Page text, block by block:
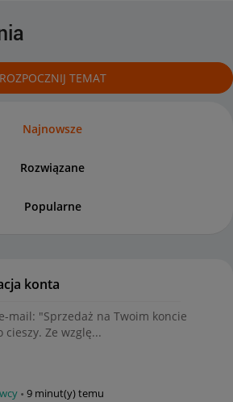
ROZPOCZNIJ TEMAT
Najnowsze
Rozwiązane
Popularne
konta
mail: "Sprzedaż na Twoim koncie
Ze wzglę...
9 minut(y) temu